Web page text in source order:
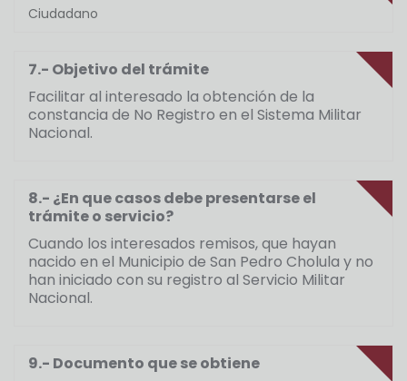
Ciudadano
7.- Objetivo del trámite
Facilitar al interesado la obtención de la
constancia de No Registro en el Sistema Militar
Nacional.
8.- ¿En que casos debe presentarse el
trámite o servicio?
Cuando los interesados remisos, que hayan
nacido en el Municipio de San Pedro Cholula y no
han iniciado con su registro al Servicio Militar
Nacional.
9.- Documento que se obtiene